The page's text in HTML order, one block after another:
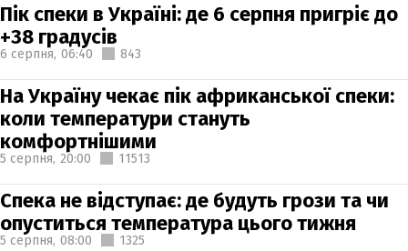
Пік спеки в Україні: де 6 серпня пригріє до
+38 градусів
6 серпня, 06:40 843
На Україну чекає пік африканської спеки:
коли температури стануть
комфортнішими
5 серпня, 20:00 11513
Спека не відступає: де будуть грози та чи
опуститься температура цього тижня
5 серпня, 08:00 1325